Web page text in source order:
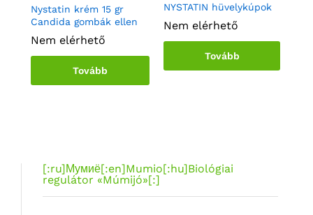
Nystatin krém 15 gr
Candida gombák ellen
Nem elérhető
Tovább
NYSTATIN hüvelykúpok
Nem elérhető
Tovább
Candida gombák ellen
Nem elérhető
Tovább
Nem elérhető
Tovább
[:ru]Мумиё[:en]Mumio[:hu]Biológiai
regulátor «Múmijó»[:]